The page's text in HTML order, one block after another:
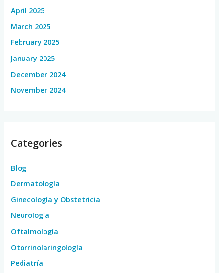
April 2025
March 2025
February 2025
January 2025
December 2024
November 2024
Categories
Blog
Dermatología
Ginecología y Obstetricia
Neurología
Oftalmología
Otorrinolaringología
Pediatría